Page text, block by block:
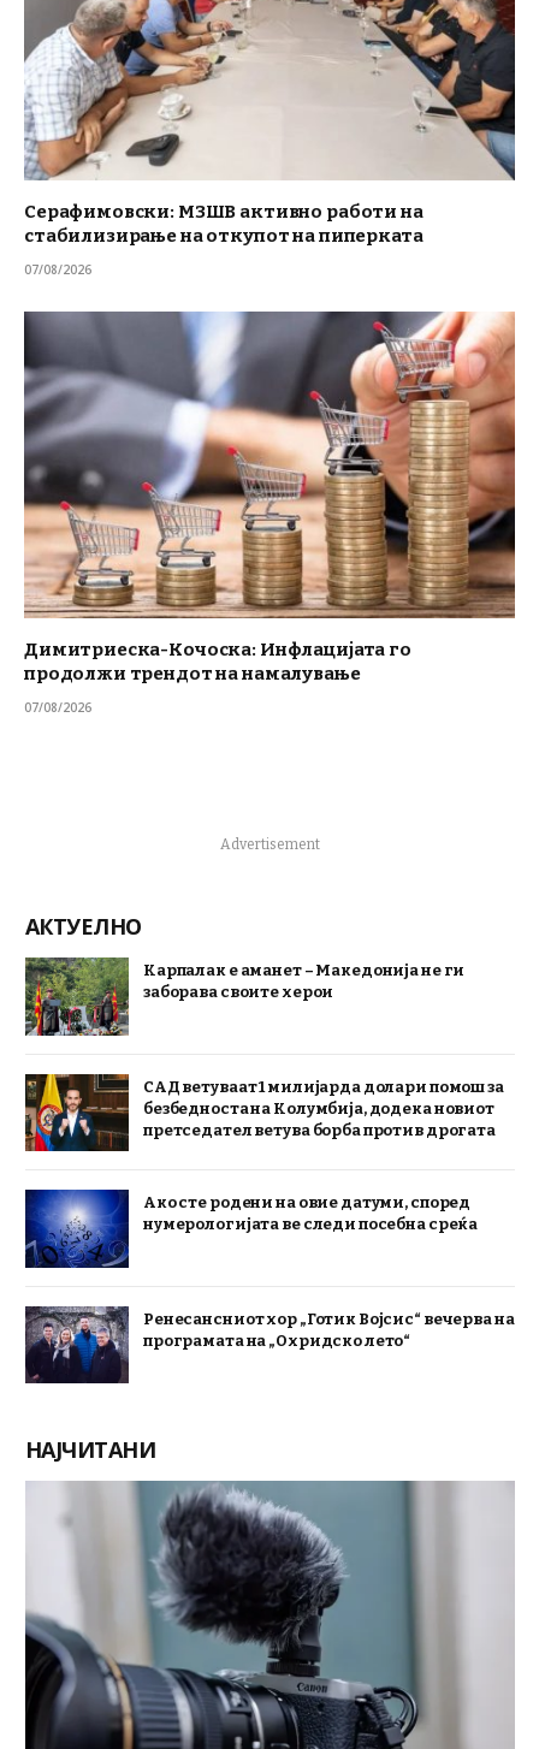
Серафимовски: МЗШВ активно работи на
стабилизирање на откупот на пиперката
07/08/2026
Димитриеска-Кочоска: Инфлацијата го
продолжи трендот на намалување
07/08/2026
Advertisement
АКТУЕЛНО
Карпалак е аманет – Македонија не ги
заборава своите херои
САД ветуваат 1 милијарда долари помош за
безбедноста на Колумбија, додека новиот
претседател ветува борба против дрогата
Ако сте родени на овие датуми, според
нумерологијата ве следи посебна среќа
Ренесансниот хор „Готик Војсис“ вечерва на
програмата на „Охридско лето“
НАЈЧИТАНИ